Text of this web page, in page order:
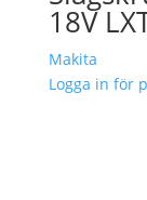
18V
Makita
Logga in för